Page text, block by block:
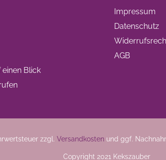
einen Blick
Impressum
Datenschutz
AGB
zzgl. Versandkosten und ggf.
Copyright 2021 Kekszauber